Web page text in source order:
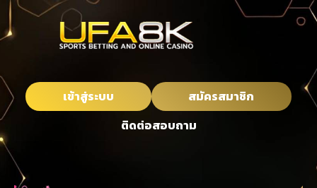
เข้าสู่ระบบ
สมัครสมาชิก
ติดต่อสอบถาม